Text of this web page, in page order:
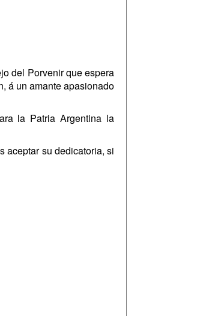
del Porvenir que espera
á un amante apasionado
la Patria Argentina la
aceptar su dedicatoria, si